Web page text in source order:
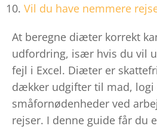
Vil du have nemmere
At beregne diæter korrekt
udfordring, især hvis du vil
fejl i Excel. Diæter er
dækker udgifter til mad, logi
småfornødenheder ved
rejser. I denne guide får du